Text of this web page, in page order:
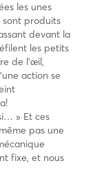
les unes
sont produits
devant la
les petits
de l’œil,
action se
» Et ces
pas une
fixe, et nous